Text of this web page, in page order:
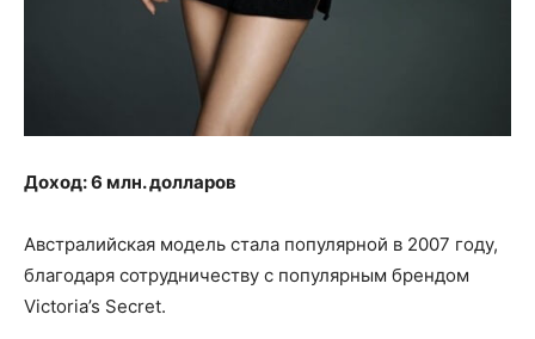
Доход: 6 млн. долларов
Австралийская модель стала популярной в 2007 году,
благодаря сотрудничеству с популярным брендом
Victoria’s Secret.